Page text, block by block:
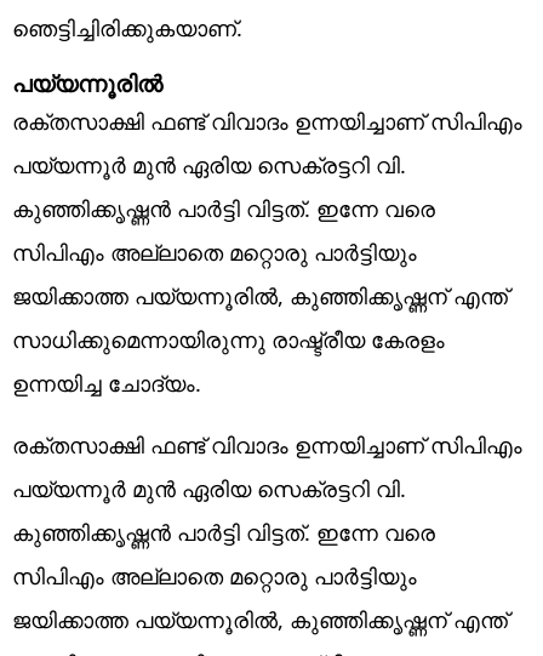
ഞെട്ടിച്ചിരിക്കുകയാണ്.
പയ്യന്നൂരില്‍
രക്തസാക്ഷി ഫണ്ട് വിവാദം ഉന്നയിച്ചാണ് സിപിഎം
പയ്യന്നൂര്‍ മുന്‍ ഏരിയ സെക്രട്ടറി വി.
കുഞ്ഞിക്കൃഷ്ണന്‍ പാര്‍ട്ടി വിട്ടത്. ഇന്നേ വരെ
സിപിഎം അല്ലാതെ മറ്റൊരു പാര്‍ട്ടിയും
ജയിക്കാത്ത പയ്യന്നൂരില്‍, കുഞ്ഞിക്കൃഷ്ണന് എന്ത്
സാധിക്കുമെന്നായിരുന്നു രാഷ്ട്രീയ കേരളം
ഉന്നയിച്ച ചോദ്യം.
രക്തസാക്ഷി ഫണ്ട് വിവാദം ഉന്നയിച്ചാണ് സിപിഎം
പയ്യന്നൂര്‍ മുന്‍ ഏരിയ സെക്രട്ടറി വി.
കുഞ്ഞിക്കൃഷ്ണന്‍ പാര്‍ട്ടി വിട്ടത്. ഇന്നേ വരെ
സിപിഎം അല്ലാതെ മറ്റൊരു പാര്‍ട്ടിയും
ജയിക്കാത്ത പയ്യന്നൂരില്‍, കുഞ്ഞിക്കൃഷ്ണന് എന്ത്